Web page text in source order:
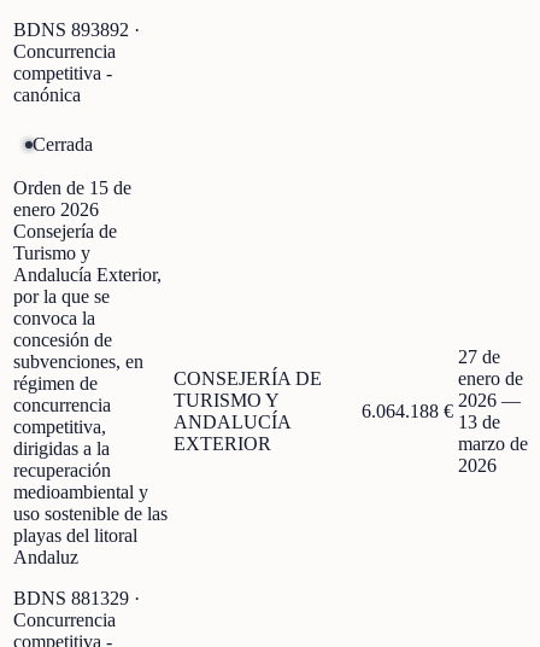
BDNS 893892 ·
Concurrencia
competitiva -
canónica
Cerrada
Orden de 15 de
enero 2026
Consejería de
Turismo y
Andalucía Exterior,
por la que se
convoca la
concesión de
subvenciones, en
régimen de
concurrencia
competitiva,
dirigidas a la
recuperación
medioambiental y
uso sostenible de las
playas del litoral
Andaluz
BDNS 881329 ·
Concurrencia
competitiva -
CONSEJERÍA DE
TURISMO Y
ANDALUCÍA
EXTERIOR
6.064.188 €
27 de
enero de
2026 —
13 de
marzo de
2026